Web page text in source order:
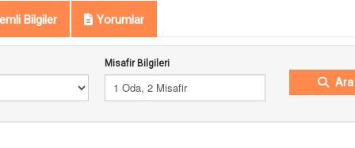
Bilgiler Yorumlar
Misafir Bilgileri
1 Oda, 2 Misafir Ara